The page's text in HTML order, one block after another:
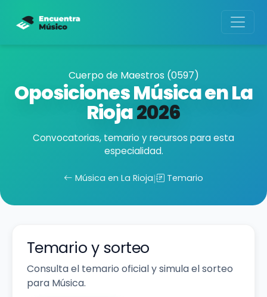
Cuerpo de Maestros (0597)
Oposiciones Música en La
Rioja2026
Convocatorias, temario y recursos para esta
especialidad.
Música en La Rioja| Temario
Temario y sorteo
Consulta el temario oficial y simula el sorteo
para Música.